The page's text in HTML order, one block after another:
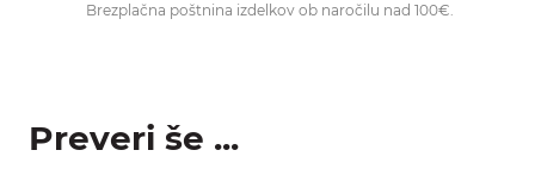
Brezplačna poštnina izdelkov ob naročilu nad 100€.
Preveri še ...